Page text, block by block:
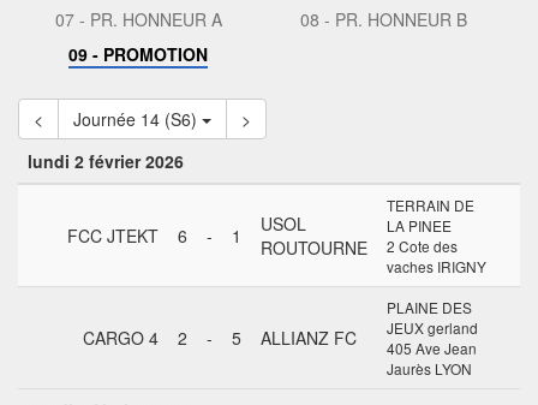
07 - PR. HONNEUR A
08 - PR. HONNEUR B
09 - PROMOTION
< Journée 14 (S6)
>
lundi 2 février 2026
FCC JTEKT 6 - 1
USOL
ROUTOURNE
TERRAIN DE
LA PINEE
2 Cote des
vaches IRIGNY
CARGO 4 2 - 5 ALLIANZ FC
PLAINE DES
JEUX gerland
405 Ave Jean
Jaurès LYON